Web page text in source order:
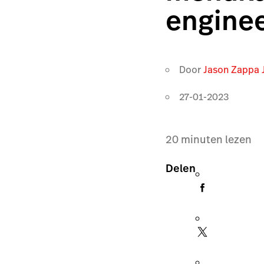
DoorJason Zappa
27-01-2023
20 minuten lezen
Delen